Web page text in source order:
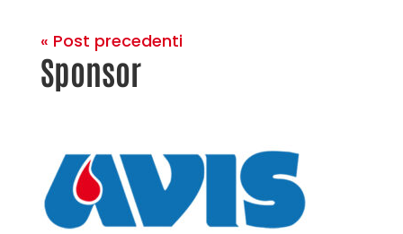
« Post precedenti
Sponsor